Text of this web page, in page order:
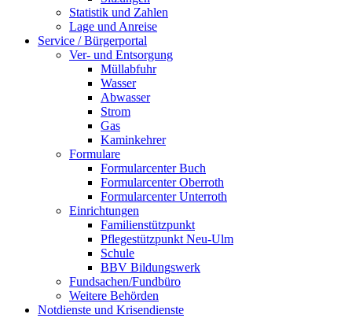
Statistik und Zahlen
Lage und Anreise
Service / Bürgerportal
Ver- und Entsorgung
Müllabfuhr
Wasser
Abwasser
Strom
Gas
Kaminkehrer
Formulare
Formularcenter Buch
Formularcenter Oberroth
Formularcenter Unterroth
Einrichtungen
Familienstützpunkt
Pflegestützpunkt Neu-Ulm
Schule
BBV Bildungswerk
Fundsachen/Fundbüro
Weitere Behörden
Notdienste und Krisendienste